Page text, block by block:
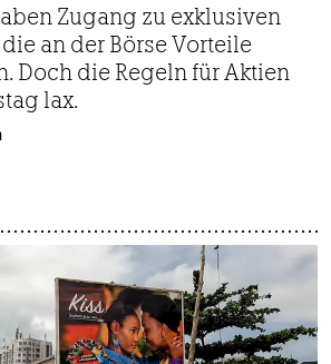
Zugang zu exklusiven
an der Börse Vorteile
Doch die Regeln für Aktien
lax.